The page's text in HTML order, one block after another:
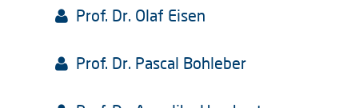
Prof. Dr. Olaf Eisen
Prof. Dr. Pascal Bohleber